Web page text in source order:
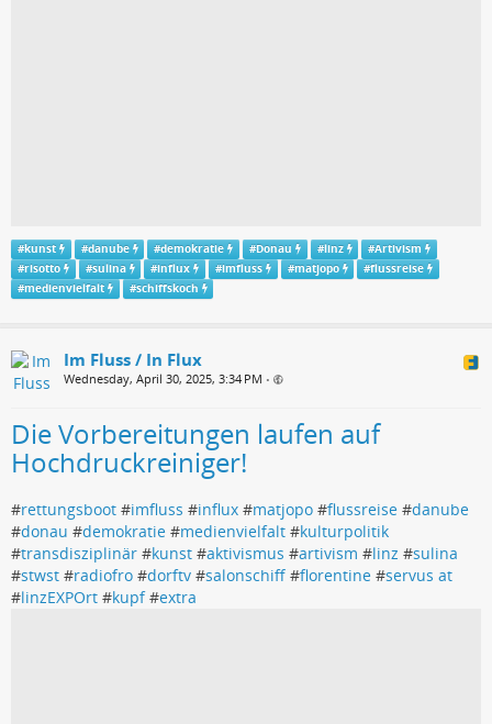
#kunst #danube #demokratie #Donau #linz #Artivism
#risotto #sulina #influx #imfluss #matjopo #flussreise
#medienvielfalt #schiffskoch
Im Fluss / In Flux
Wednesday, April 30, 2025, 3:34 PM •
Die Vorbereitungen laufen auf
Hochdruckreiniger!
#rettungsboot #imfluss #influx #matjopo #flussreise #danube
#donau #demokratie #medienvielfalt #kulturpolitik
#transdisziplinär #kunst #aktivismus #artivism #linz #sulina
#stwst #radiofro #dorftv #salonschiff #florentine #servus at
#linzEXPOrt #kupf#extra